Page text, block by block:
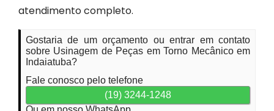
atendimento completo.
Gostaria de um orçamento ou entrar em contato
sobre Usinagem de Peças em Torno Mecânico em
Indaiatuba?
Fale conosco pelo telefone
(19) 3244-1248